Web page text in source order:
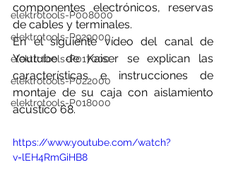
elektrotools-P008000
elektrotools-P929000
elektrotools-P017000
elektrotools-P022000
elektrotools-P018000
componentes electrónicos, reservas
de cables y terminales.
En el siguiente vídeo del canal de
Youtube de Kaiser se explican las
características e instrucciones de
montaje de su caja con aislamiento
acústico 68.
https://www.youtube.com/watch?
v=lEH4RmGiHB8